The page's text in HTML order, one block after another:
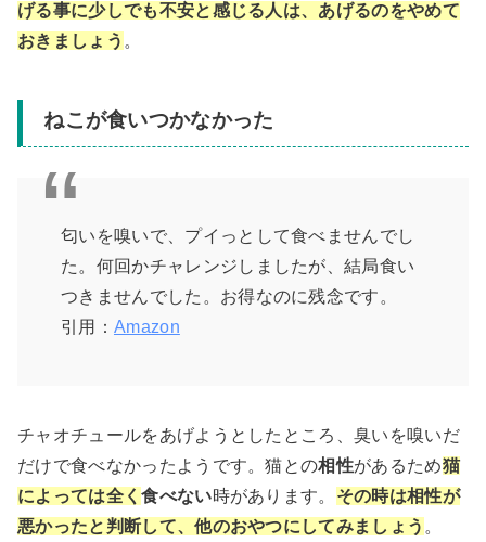
げる事に少しでも不安と感じる人は、あげるのをやめて
おきましょう 。
ねこが食いつかなかった
匂いを嗅いで、プイっとして食べませんでし
た。何回かチャレンジしましたが、結局食い
つきませんでした。お得なのに残念です。
引用： Amazon
チャオチュールをあげようとしたところ、臭いを嗅いだ
だけで食べなかったようです。猫との相性があるため猫
によっては全く食べない時があります。 その時は相性が
悪かったと判断して、他のおやつにしてみましょう 。